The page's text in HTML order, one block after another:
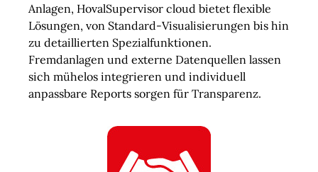
Anlagen, HovalSupervisor cloud bietet flexible
Lösungen, von Standard-Visualisierungen bis hin
zu detaillierten Spezialfunktionen.
Fremdanlagen und externe Datenquellen lassen
sich mühelos integrieren und individuell
anpassbare Reports sorgen für Transparenz.